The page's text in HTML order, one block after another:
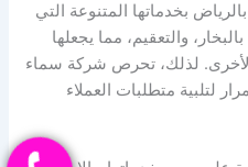
بخدماتها المتنوعة التي
والتعقيم، مما يجعلها
لذلك، تحرص شركة سماء
لتلبية متطلبات العملاء